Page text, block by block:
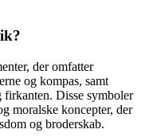
der omfatter
og kompas, samt
firkanten. Disse symboler
moralske koncepter, der
og broderskab.